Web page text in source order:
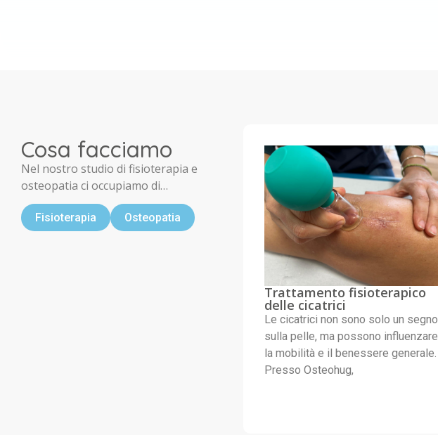
Cosa facciamo
Nel nostro studio di fisioterapia e
osteopatia ci occupiamo di…
Fisioterapia Osteopatia
Trattamento fisioterapico
delle cicatrici
Le cicatrici non sono solo un segno
sulla pelle, ma possono influenzare
la mobilità e il benessere generale.
Presso Osteohug,